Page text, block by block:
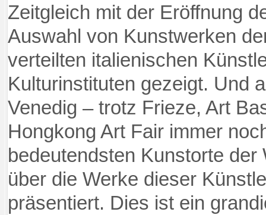
Zeitgleich mit der Eröffnung
Auswahl von Kunstwerken
verteilten italienischen
Kulturinstituten gezeigt. Und
Venedig – trotz Frieze, Art
Hongkong Art Fair immer
bedeutendsten Kunstorte
über die Werke dieser
präsentiert. Dies ist ein